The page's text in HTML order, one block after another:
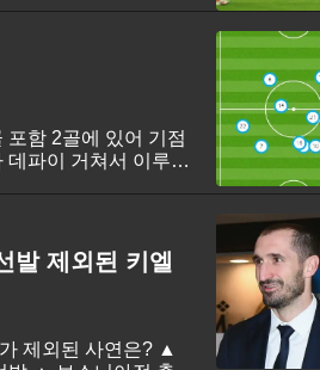
함 2골에 있어 기점
파이 거쳐서 이루어
발 제외된 키엘
제외된 사연은? ▲